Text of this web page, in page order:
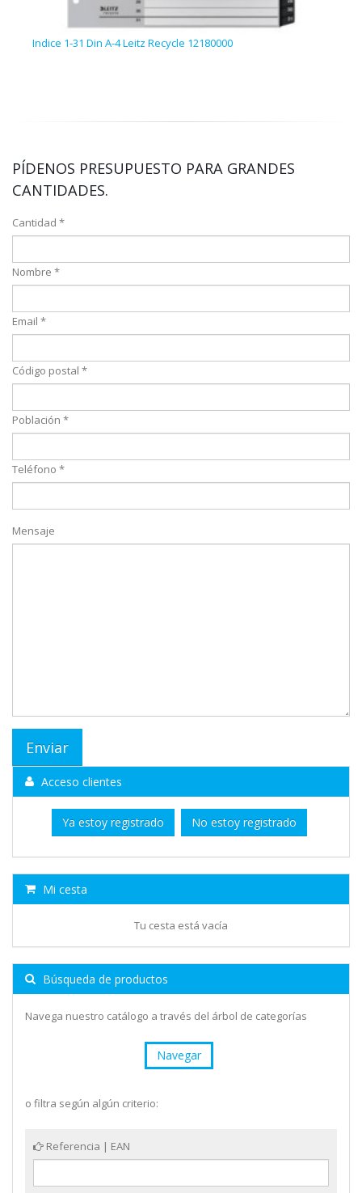
Indice 1-31 Din A-4 Leitz Recycle 12180000
PÍDENOS PRESUPUESTO PARA GRANDES
CANTIDADES.
Cantidad *
Nombre *
Email *
Código postal *
Población *
Teléfono *
Mensaje
Acceso clientes
Ya estoy registrado No estoy registrado
Mi cesta
Tu cesta está vacía
Búsqueda de productos
Navega nuestro catálogo a través del árbol de categorías
Navegar
o filtra según algún criterio:
Referencia | EAN